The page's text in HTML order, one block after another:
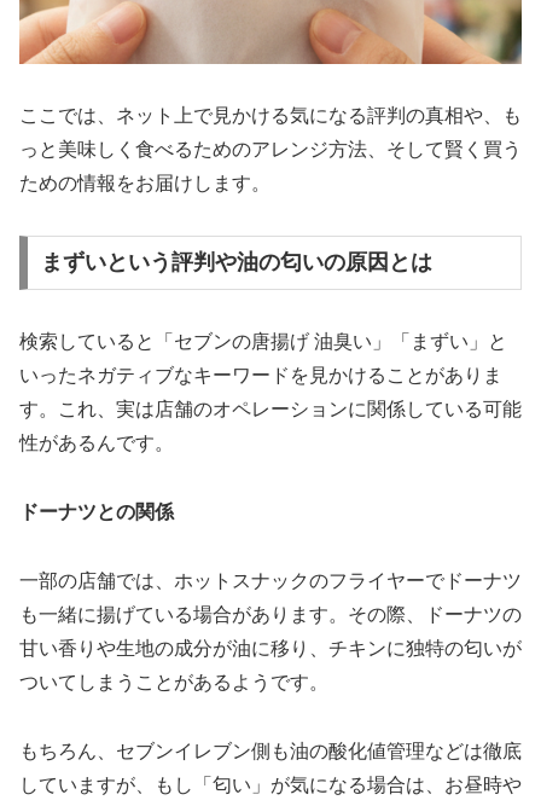
ここでは、ネット上で見かける気になる評判の真相や、も
っと美味しく食べるためのアレンジ方法、そして賢く買う
ための情報をお届けします。
まずいという評判や油の匂いの原因とは
検索していると「セブンの唐揚げ 油臭い」「まずい」と
いったネガティブなキーワードを見かけることがありま
す。これ、実は店舗のオペレーションに関係している可能
性があるんです。
ドーナツとの関係
一部の店舗では、ホットスナックのフライヤーでドーナツ
も一緒に揚げている場合があります。その際、ドーナツの
甘い香りや生地の成分が油に移り、チキンに独特の匂いが
ついてしまうことがあるようです。
もちろん、セブンイレブン側も油の酸化値管理などは徹底
していますが、もし「匂い」が気になる場合は、お昼時や